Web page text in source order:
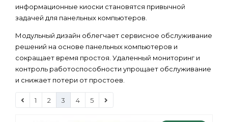
информационные киоски становятся привычной
задачей для панельных компьютеров.
Модульный дизайн облегчает сервисное обслуживание
решений на основе панельных компьютеров и
сокращает время простоя. Удаленный мониторинг и
контроль работоспособности упрощает обслуживание
и снижает потери от простоев.
1 2 3 4 5